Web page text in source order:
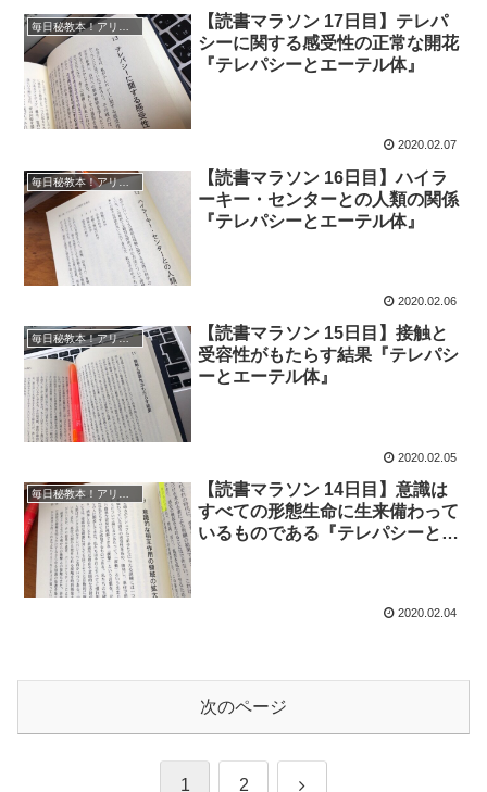
【読書マラソン 17日目】テレパ
シーに関する感受性の正常な開花
『テレパシーとエーテル体』
2020.02.07
毎日秘教本！アリス・ベイリー読書マラソン
【読書マラソン 16日目】ハイラ
ーキー・センターとの人類の関係
『テレパシーとエーテル体』
2020.02.06
毎日秘教本！アリス・ベイリー読書マラソン
【読書マラソン 15日目】接触と
受容性がもたらす結果『テレパシ
ーとエーテル体』
2020.02.05
毎日秘教本！アリス・ベイリー読書マラソン
【読書マラソン 14日目】意識は
すべての形態生命に生来備わって
いるものである『テレパシーとエ
2020.02.04
次のページ
1 2 次